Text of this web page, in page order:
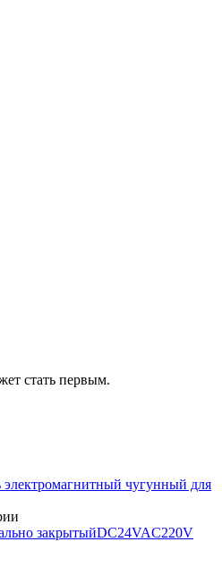
стать первым.
электромагнитный чугунный для
закрытыйDC24VAC220V